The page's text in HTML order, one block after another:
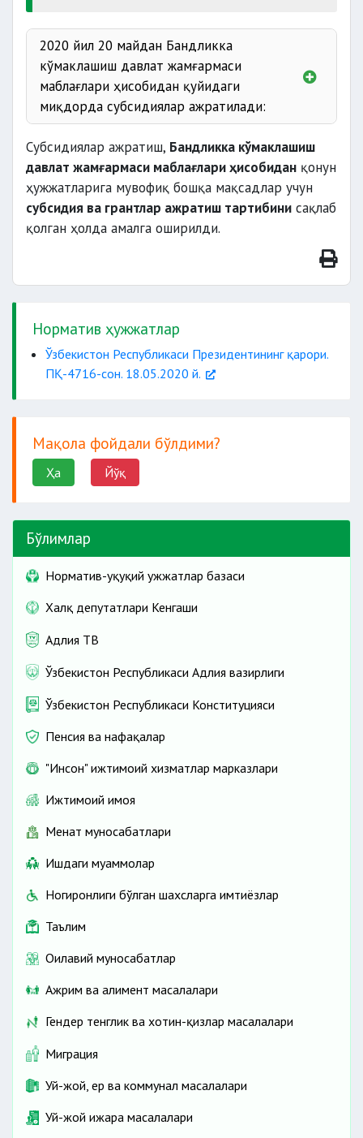
2020 йил 20 майдан Бандликка
кўмаклашиш давлат жамғармаси
маблағлари ҳисобидан қуйидаги
миқдорда субсидиялар ажратилади:
етказиб берувчи ташкилотлар ва томорқа
ер эгалари ўртасида тузилган уч томонлама
шартномалар асосида:
Субсидиялар ажратиш, Бандликка кўмаклашиш
давлат жамғармаси маблағлари ҳисобидан қонун
ҳужжатларига мувофиқ бошқа мақсадлар учун
субсидия ва грантлар ажратиш тартибини сақлаб
қолган ҳолда амалга оширилди.
Норматив ҳужжатлар
Ўзбекистон Республикаси Президентининг қарори.
ПҚ-4716-сон. 18.05.2020 й.
Мақола фойдали бўлдими?
Ҳа Йўқ
Бўлимлар
Норматив-ҳуқуқий ҳужжатлар базаси
Халқ депутатлари Кенгаши
Адлия ТВ
Ўзбекистон Республикаси Адлия вазирлиги
Ўзбекистон Республикаси Конституцияси
Пенсия ва нафақалар
"Инсон" ижтимоий хизматлар марказлари
Ижтимоий ҳимоя
Меҳнат муносабатлари
Ишдаги муаммолар
Ногиронлиги бўлган шахсларга имтиёзлар
Таълим
Оилавий муносабатлар
Ажрим ва алимент масалалари
Гендер тенглик ва хотин-қизлар масалалари
Миграция
Уй-жой, ер ва коммунал масалалари
Уй-жой ижара масалалари